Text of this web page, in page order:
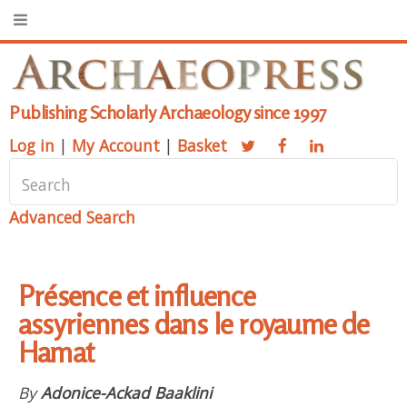
Publishing Scholarly Archaeology since 1997
Log in | My Account | Basket
Advanced Search
Présence et influence
assyriennes dans le royaume de
Hamat
ByAdonice-Ackad Baaklini